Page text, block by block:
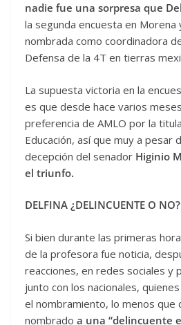
nadie fue una sorpresa que
la segunda encuesta en
nombrada como coordinadora
Defensa de la 4T en tierras
La supuesta victoria en la
es que desde hace varios
preferencia de AMLO por la
Educación, así que muy a pesar
decepción del senador Higinio
el triunfo.
DELFINA ¿DELINCUENTE O NO?
Si bien durante las primeras
de la profesora fue noticia,
reacciones, en redes sociales y
junto con los nacionales,
el nombramiento, lo menos que
nombrado a una “delincuente